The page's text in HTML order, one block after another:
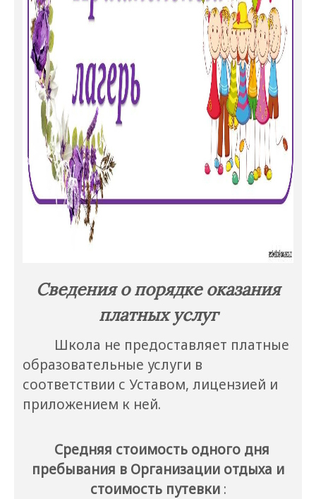
Сведения о порядке оказания
платных услуг
Школа не предоставляет платные
образовательные услуги в
соответствии с Уставом, лицензией и
приложением к ней.
Средняя стоимость одного дня
пребывания в Организации отдыха и
стоимость путевки :